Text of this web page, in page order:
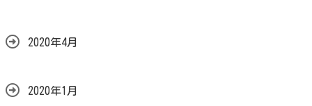
2020年4月
2020年1月